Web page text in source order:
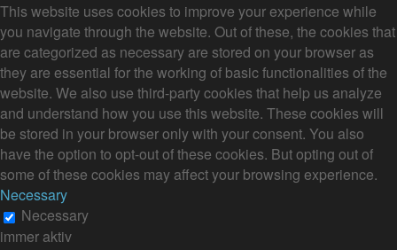
This website uses cookies to improve your experience while
you navigate through the website. Out of these, the cookies that
are categorized as necessary are stored on your browser as
they are essential for the working of basic functionalities of the
website. We also use third-party cookies that help us analyze
and understand how you use this website. These cookies will
be stored in your browser only with your consent. You also
have the option to opt-out of these cookies. But opting out of
some of these cookies may affect your browsing experience.
Necessary
Necessary
immer aktiv